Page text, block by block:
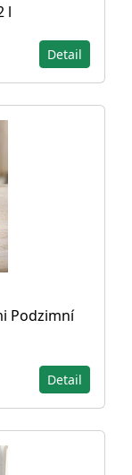
l
Detail
Podzimní
Detail